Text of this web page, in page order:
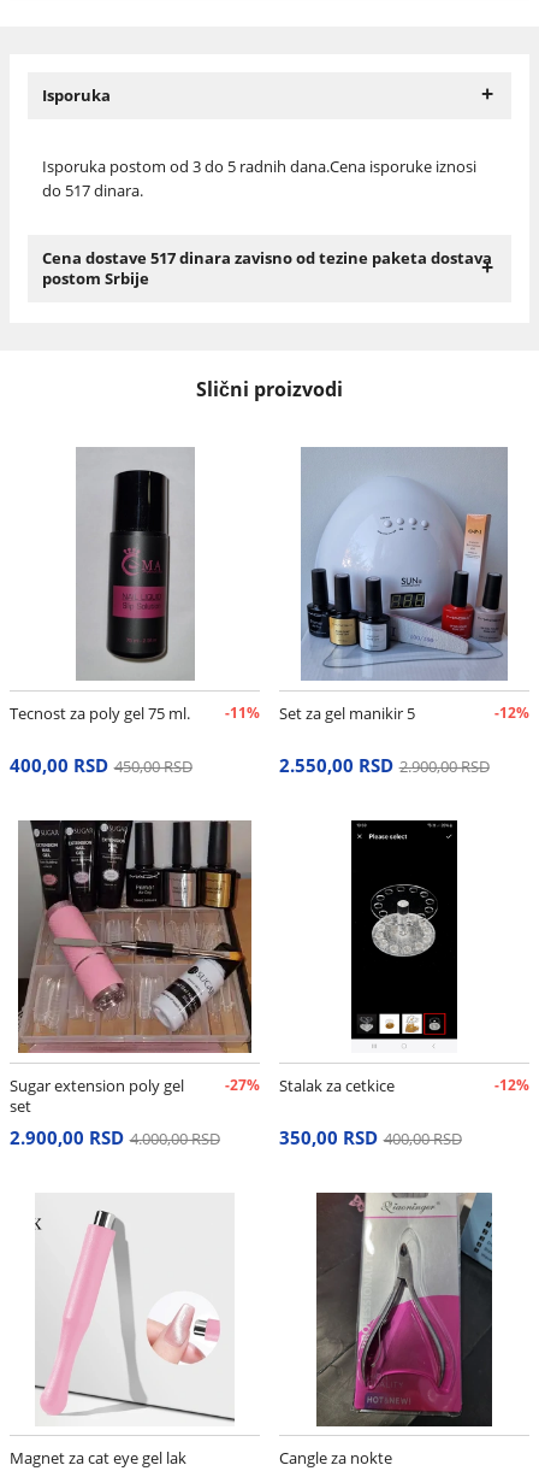
Isporuka +
Isporuka postom od 3 do 5 radnih dana.Cena isporuke iznosi
do 517 dinara.
Cena dostave 517 dinara zavisno od tezine paketa dostava
postom Srbije
+
Slični proizvodi
Tecnost za poly gel 75 ml. -11%
400,00 RSD 450,00 RSD
Set za gel manikir 5 -12%
2.550,00 RSD 2.900,00 RSD
Sugar extension poly gel
set
-27%
2.900,00 RSD 4.000,00 RSD
Stalak za cetkice -12%
350,00 RSD 400,00 RSD
Magnet za cat eye gel lak Cangle za nokte